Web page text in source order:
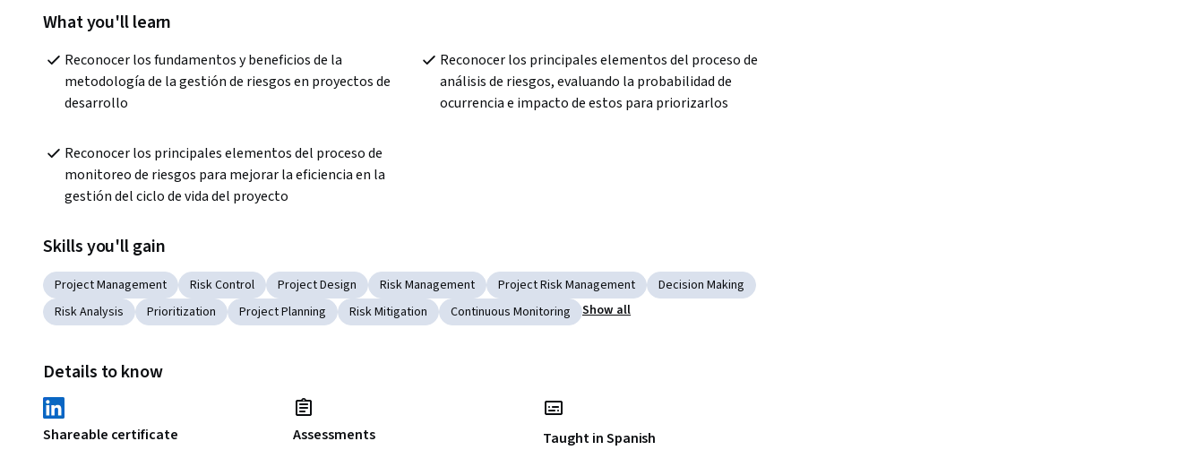
What you'll learn
Reconocer los fundamentos y beneficios de la
metodología de la gestión de riesgos en proyectos de
desarrollo
Reconocer los principales elementos del proceso de
análisis de riesgos, evaluando la probabilidad de
ocurrencia e impacto de estos para priorizarlos
Reconocer los principales elementos del proceso de
monitoreo de riesgos para mejorar la eficiencia en la
gestión del ciclo de vida del proyecto
Skills you'll gain
Project Management Risk Control Project Design Risk Management Project Risk Management
Decision Making
Risk Analysis
Prioritization Project Planning Risk Mitigation Continuous Monitoring Show all
Details to know
Shareable certificate Assessments Taught in Spanish